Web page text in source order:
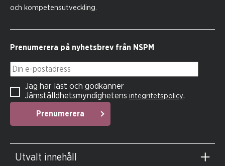
och kompetensutveckling.
Prenumerera på nyhetsbrev från NSPM
Din e-postadress
Prenumerera
Jag har läst och godkänner
Jämställdhetsmyndighetens integritetspolicy.
Utvalt innehåll